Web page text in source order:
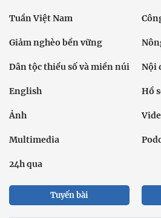
Tuần Việt Nam
Giảm nghèo bền vững
Dân tộc thiểu số và miền núi Nội
English Hồ
Ảnh
Multimedia
24h qua
Tuyến bài